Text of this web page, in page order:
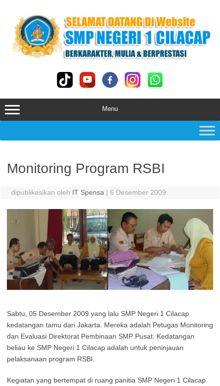
content
Menu
Monitoring Program RSBI
dipublikasikan oleh IT Spensa | 6 Desember 2009
Sabtu, 05 Desember 2009 yang lalu SMP Negeri 1 Cilacap
kedatangan tamu dari Jakarta. Mereka adalah Petugas Monitoring
dan Evaluasi Direktorat Pembinaan SMP Pusat. Kedatangan
beliau ke SMP Negeri 1 Cilacap adalah untuk peninjauan
pelaksanaan program RSBI.
Kegiatan yang bertempat di ruang panitia SMP Negeri 1 Cilacap